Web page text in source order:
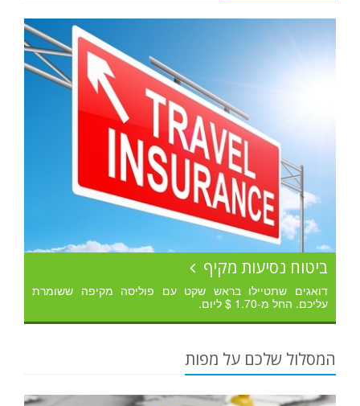
ביטוח נסיעות מקיף
דואגים שתטיילו בראש שקט עם פוליסה מקיפה ששומרת
עליכם. החל מ-1.70 $ ליום.
המסלול שלכם על מפות